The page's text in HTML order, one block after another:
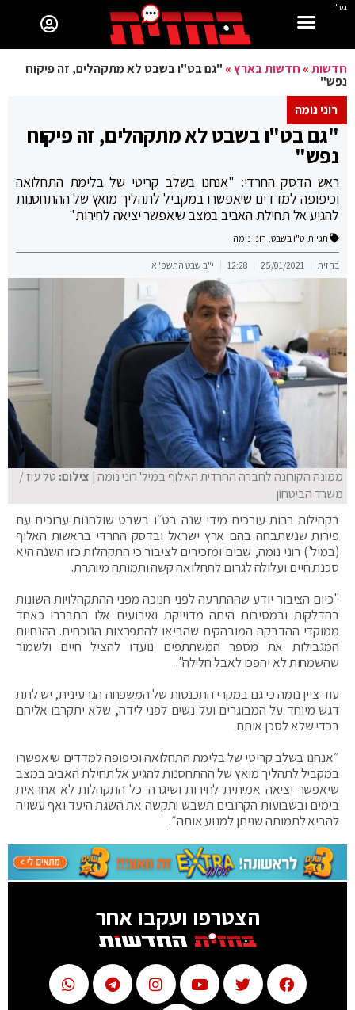
בס"ד
חדשות» חדשות בארץ» "גם בט"ו בשבט לא מתקהלים, זה פיקוח
נפש"
רוני נומה
"גם בט"ו בשבט לא מתקהלים, זה פיקוח
נפש"
ראש הדסק החרדי: "אנחנו בשלב קריטי של בלימת התחלואה
וכיפופה למדדים שיאפשרו במקביל לתהליך מואץ של ההתחסנות
להגיע אל תחילת האביב במצב שיאפשר יציאה לחירות"
תגיות: ט"ו בשבט, רוני נומה
בחזית 25/01/2021
12:28 י"ב שבט התשפ"א
ממונה הקורונה לחברה החרדית האלוף במיל' רוני נומה| צילום: טל עוז /
משרד הביטחון
בקהילות רבות עורכים מידי שנה בט״ו בשבט שולחנות ערוכים עם
פירות שנשתבחה בהם ארץ ישראל ובדסק החרדי בראשות האלוף
(במיל') רוני נומה, שבים ומזכירים לציבור כי התקהלות כזו השנה היא
סכנת חיים ועלולה לגרום לתחלואה קשה ותמותה מיותרת.
"כיום הציבור יודע שההתרעה לפני חנוכה מפני ההתקהלויות השונות
בהדלקות ובמסיבות היתה מדוייקת ואירועים אלו התבררו כאחד
ממוקדי ההדבקה המובהקים שהביאו להתפרצות הנוכחית. ההנחיות
המגבילות את מספר המשתתפים נועדו להציל חיים ולשמור
שהשמחות לא יהפכו לאבל חלילה".
עוד ציין נומה כי גם במקרי התכנסות של המשפחה הגרעינית, יש לתת
דגש מיוחד על המבוגרים ועל נשים לפני לידה, שלא יתקרבו אליהם
בכדי שלא לסכן אותם.
״אנחנו בשלב קריטי של בלימת התחלואה וכיפופה למדדים שיאפשרו
במקביל לתהליך מואץ של ההתחסנות להגיע אל תחילת האביב במצב
שיאפשר יציאה אמיתית לחירות ושיגרה. כל התקהלות לא אחראית
בימים ובשבועות הקרובים תשבש ותקשה את השגת היעד ואף עשויה
להביא לתמותה שניתן למנוע אותה״.
הצטרפו ועקבו אחר